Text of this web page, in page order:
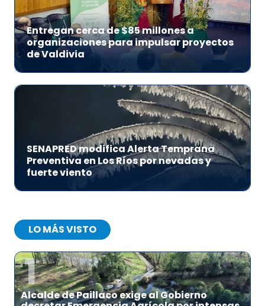
Entregan cerca de $85 millones a
organizaciones para impulsar proyectos
de Valdivia
SENAPRED modifica Alerta Temprana
Preventiva en Los Ríos por nevadas y
fuerte viento
LO MÁS VISTO
1
Alcalde de Paillaco exige al Gobierno